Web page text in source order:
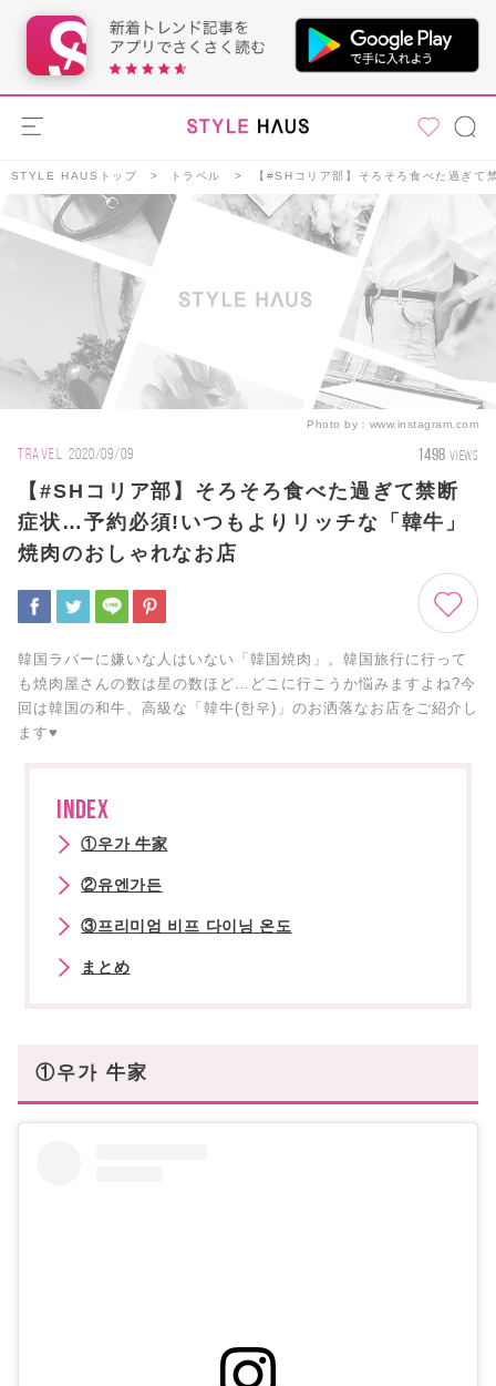
STYLE HAUSトップ トラベル 【#SHコリア部】そろそろ食べた過ぎ
Photo by： www.instagram.com
TRAVEL 2020/09/09 1498 VIEWS
【#SHコリア部】そろそろ食べた過ぎて禁断
症状…予約必須!いつもよりリッチな「韓牛」
焼肉のおしゃれなお店
韓国ラバーに嫌いな人はいない「韓国焼肉」。韓国旅行に行って
も焼肉屋さんの数は星の数ほど…どこに行こうか悩みますよね?今
回は韓国の和牛、高級な「韓牛(한우)」のお洒落なお店をご紹介し
ます♥︎
INDEX
①우가 牛家
②유엔가든
③프리미엄 비프 다이닝 온도
まとめ
①우가 牛家